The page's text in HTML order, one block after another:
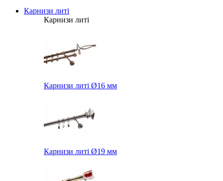
Карнизи литі
Карнизи литі
Карнизи литі Ø16 мм
Карнизи литі Ø19 мм